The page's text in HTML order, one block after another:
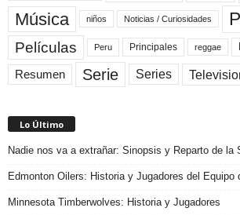
Música niños Noticias / Curiosidades
Películas Peru Principales reggae
Resumen Serie Series
Lo Último
Nadie nos va a extrañar: Sinopsis y Reparto de la
Edmonton Oilers: Historia y Jugadores del Equipo
Minnesota Timberwolves: Historia y Jugadores